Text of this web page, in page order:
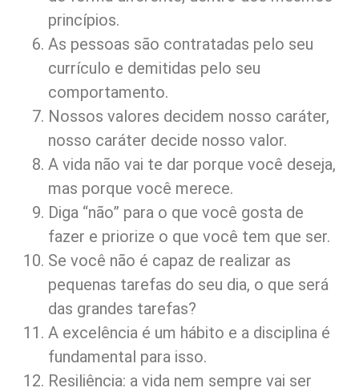
princípios.
As pessoas são contratadas pelo seu
currículo e demitidas pelo seu
comportamento.
Nossos valores decidem nosso caráter,
nosso caráter decide nosso valor.
A vida não vai te dar porque você deseja,
mas porque você merece.
Diga “não” para o que você gosta de
fazer e priorize o que você tem que ser.
Se você não é capaz de realizar as
pequenas tarefas do seu dia, o que será
das grandes tarefas?
A excelência é um hábito e a disciplina é
fundamental para isso.
Resiliência: a vida nem sempre vai ser